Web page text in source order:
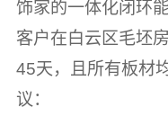
饰家的一体化闭环
客户在白云区毛坯
45天，且所有板材
议：